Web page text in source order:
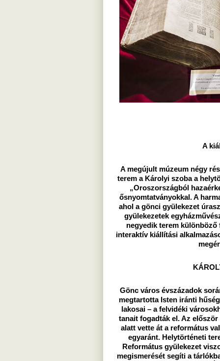
A
A megújult múzeum négy
terem a Károlyi szoba a
„Oroszországból
ősnyomtatványokkal. A
ahol a gönci gyülekezet
gyülekezetek
negyedik terem
interaktív kiállítási
Gönc város évszázadok
megtartotta Isten iránti
lakosai – a felvidéki
tanait fogadták el. Az
alatt vette át a református
egyaránt. Helytörténeti
Református gyülekezet
megismerését segíti a